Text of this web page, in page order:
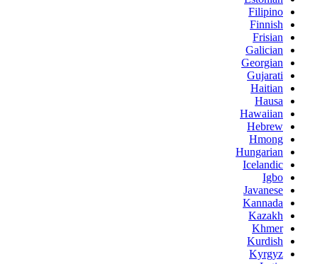
Filipino
Finnish
Frisian
Galician
Georgian
Gujarati
Haitian
Hausa
Hawaiian
Hebrew
Hmong
Hungarian
Icelandic
Igbo
Javanese
Kannada
Kazakh
Khmer
Kurdish
Kyrgyz